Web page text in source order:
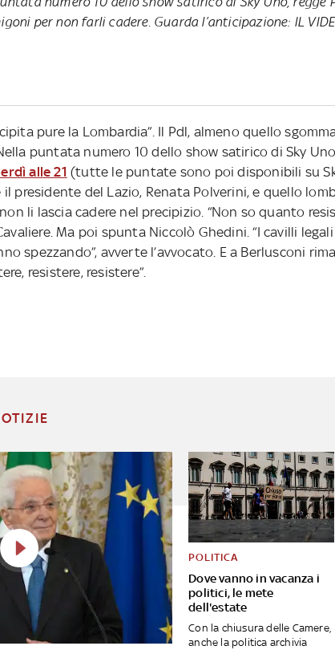
per non farli cadere. Guarda l’anticipazione: IL
pure la Lombardia”. Il Pdl, almeno quello
puntata numero 10 dello show satirico di Sky
alle 21 (tutte le puntate sono poi disponibili su
presidente del Lazio, Renata Polverini, e quello
li lascia cadere nel precipizio. “Non so quanto
Ma poi spunta Niccolò Ghedini. “I cavilli
spezzando”, avverte l’avvocato. E a Berlusconi
resistere, resistere”.
Dove vanno in vacanza i
politici, le mete
dell'estate
POLITICA
Con la chiusura delle Camere,
anche la politica archivia